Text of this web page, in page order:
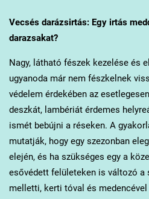
Vecsésdarázsirtás: Egy irtás
darazsakat?
Nagy, látható fészek kezelése és
ugyanoda már nem fészkelnek
védelem érdekében az
deszkát, lambériát érdemes
ismét bebújni a réseken. A
mutatják, hogy egy szezonban
elején, és ha szükséges egy a
esővédett felületeken is változó a
melletti, kerti tóval és